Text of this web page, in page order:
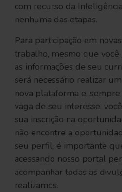
com recurso da
nenhuma das etapas.
Para participação em
trabalho, mesmo que
as informações de seu
será necessário realizar
nova plataforma e,
vaga de seu interesse,
sua inscrição na
não encontre a
seu perfil, é importante
acessando nosso portal
acompanhar todas as
realizamos.